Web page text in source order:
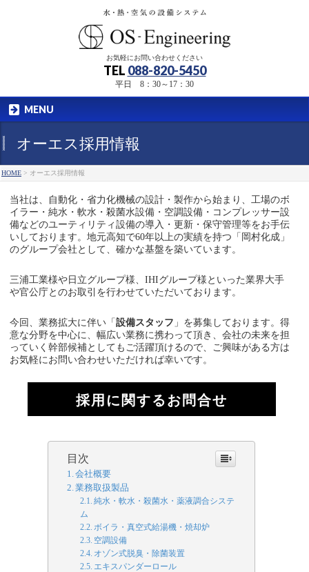
お気軽にお問い合わせください
TEL 088-820-5450
平日 8：30～17：30
MENU
オーエス採用情報
HOME > オーエス採用情報
当社は、自動化・省力化機械の設計・製作から始まり、工場のボ
イラー・純水・軟水・殺菌水設備・空調設備・コンプレッサー設
備などのユーティリティ設備の導入・更新・保守管理等をお手伝
いしております。地元高知で60年以上の実績を持つ「岡村化成」
のグループ会社として、確かな基盤を築いています。
三浦工業様や日立グループ様、IHIグループ様といった業界大手
や官公庁とのお取引を行わせていただいております。
今回、業務拡大に伴い「設備スタッフ 」を募集しております。得
意な分野を中心に、幅広い業務に携わって頂き、会社の未来を担
っていく幹部候補としてもご活躍頂けるので、ご興味がある方は
お気軽にお問い合わせいただければ幸いです。
採用に関するお問合せ
目次
会社概要
業務取扱製品
純水・軟水・殺菌水・薬液調合システ
ム
ボイラ・真空式給湯機・焼却炉
空調設備
オゾン式脱臭・除菌装置
エキスパンダーロール